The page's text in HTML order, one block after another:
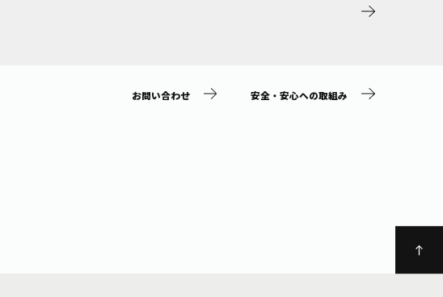
お問い合わせ 安全・安心への取組み